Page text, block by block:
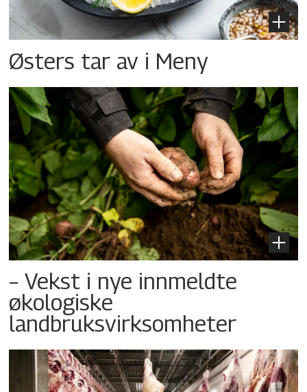
Østers tar av i Meny
– Vekst i nye innmeldte
økologiske
landbruksvirksomheter